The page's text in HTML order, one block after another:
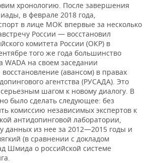
СПОРТА
хронологию. После завершения
в феврале 2018 года,
в лице МОК впервые за несколько
России — восстановил
комитета России (ОКР) в
того же года большинство
WADA на своем заседании
восстановление (авансом) в правах
агентства (РУСАДА). Это
шагом к новому диалогу. В
было сделать следующее: без
комиссию независимых экспертов к
антидопинговой лаборатории,
данных из нее за 2012—2015 годы и
(в сравнении с докладом
Шмида о российской системе